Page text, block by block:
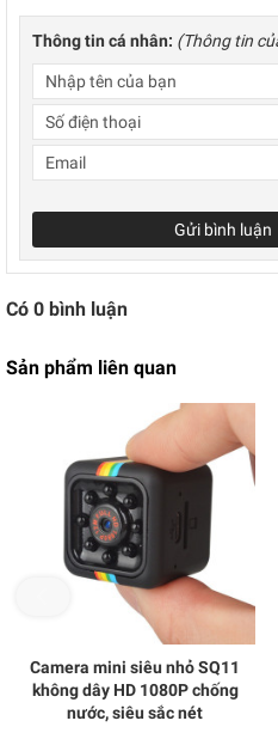
Thông tin cá nhân: (Thông tin
Gửi bình luận
Có 0 bình luận
Sản phẩm liên quan
Camera mini siêu nhỏ SQ11
không dây HD 1080P chống
nước, siêu sắc nét